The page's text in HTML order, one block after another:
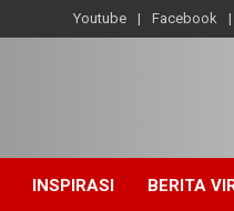
Youtube Facebook
INSPIRASI BERITA